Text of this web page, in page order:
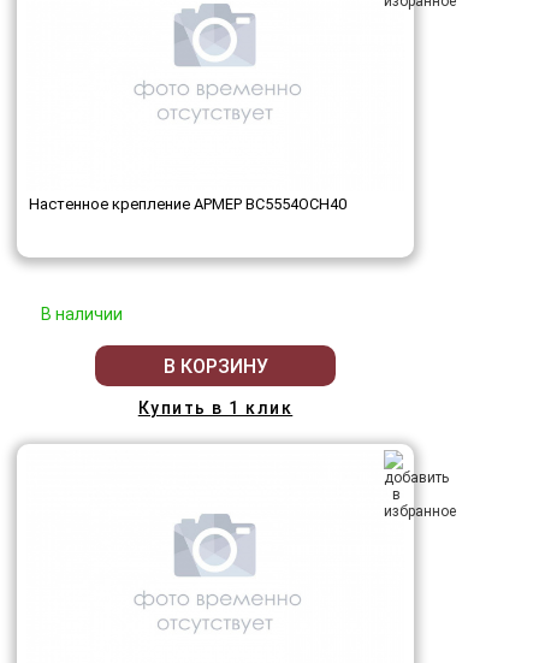
Настенное крепление АРМЕР ВС5554ОСН40
В наличии
В КОРЗИНУ
Купить в 1 клик